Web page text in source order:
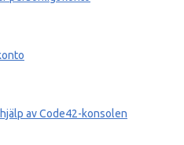
av Code42-konsolen